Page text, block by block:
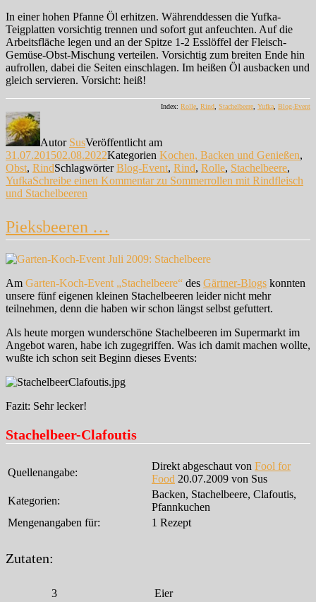
In einer hohen Pfanne Öl erhitzen. Währenddessen die Yufka-
Teigplatten vorsichtig trennen und sofort gut anfeuchten. Auf die
Arbeitsfläche legen und an der Spitze 1-2 Esslöffel der Fleisch-
Gemüse-Obst-Mischung verteilen. Vorsichtig zum breiten Ende hin
aufrollen, dabei die Seiten einschlagen. Im heißen Öl ausbacken und
gleich servieren. Vorsicht: heiß!
Index: Rolle, Rind, Stachelbeere, Yufka, Blog-Event
Autor SusVeröffentlicht am
31.07.201502.08.2022Kategorien Kochen, Backen und Genießen,
Obst, RindSchlagwörterBlog-Event, Rind, Rolle, Stachelbeere,
YufkaSchreibe einen Kommentarzu Sommerrollen mit Rindfleisch
und Stachelbeeren
Pieksbeeren …
Am Garten-Koch-Event „Stachelbeere“ des Gärtner-Blogs konnten
unsere fünf eigenen kleinen Stachelbeeren leider nicht mehr
teilnehmen, denn die haben wir schon längst selbst gefuttert.
Als heute morgen wunderschöne Stachelbeeren im Supermarkt im
Angebot waren, habe ich zugegriffen. Was ich damit machen wollte,
wußte ich schon seit Beginn dieses Events:
Fazit: Sehr lecker!
Stachelbeer-Clafoutis
Quellenangabe:
Direkt abgeschaut von Fool for
Food 20.07.2009 von Sus
Kategorien:
Backen, Stachelbeere, Clafoutis,
Pfannkuchen
Mengenangaben für:
1 Rezept
Zutaten:
3
Eier